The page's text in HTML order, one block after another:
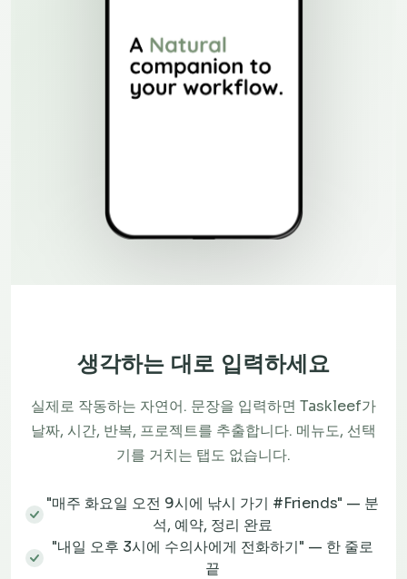
생각하는 대로 입력하세요
실제로 작동하는 자연어. 문장을 입력하면 Taskleef가
날짜, 시간, 반복, 프로젝트를 추출합니다. 메뉴도, 선택
기를 거치는 탭도 없습니다.
"매주 화요일 오전 9시에 낚시 가기 #Friends" — 분
석, 예약, 정리 완료
"내일 오후 3시에 수의사에게 전화하기" — 한 줄로
끝